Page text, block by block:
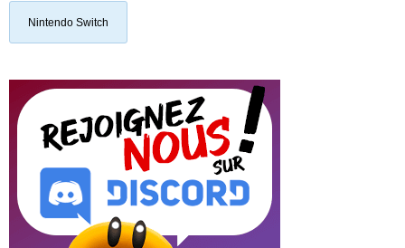
Nintendo Switch